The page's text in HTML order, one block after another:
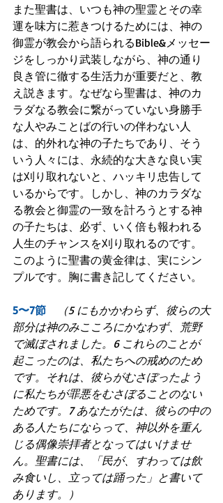
また聖書は、いつも神の聖霊とその幸
運を味方に惹きつけるためには、神の
御霊が教会から語られるBible&メッセー
ジをしっかり武装しながら、神の通り
良き管に徹する生活力が重要だと、教
え説きます。なぜなら聖書は、神のカ
ラダなる教会に繋がっていない身勝手
な人やみことばの行いの伴わない人
は、的外れな神の子たちであり、そう
いう人々には、永続的な大きな良い実
は刈り取れないと、ハッキリ忠告して
いるからです。しかし、神のカラダな
る教会と御霊の一致を計ろうとする神
の子たちは、必ず、いく倍も報われる
人生のチャンスを刈り取れるのです。
このように聖書の黄金律は、実にシン
プルです。胸に書き記してください。
5〜7節
（5 にもかかわらず、彼らの大
部分は神のみこころにかなわず、荒野
で滅ぼされました。6 これらのことが
起こったのは、私たちへの戒めのため
です。それは、彼らがむさぼったよう
に私たちが罪悪をむさぼることのない
ためです。7 あなたがたは、彼らの中の
ある人たちにならって、神以外を重ん
じる偶像崇拝者となってはいけませ
ん。聖書には、「民が、すわっては飲
み食いし、立っては踊った」と書いて
あります。）